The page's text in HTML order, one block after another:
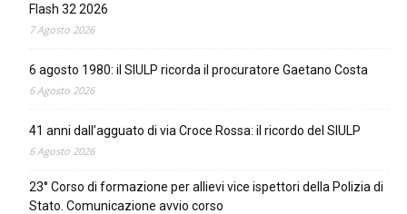
Flash 32 2026
7 Agosto 2026
6 agosto 1980: il SIULP ricorda il procuratore Gaetano Costa
6 Agosto 2026
41 anni dall’agguato di via Croce Rossa: il ricordo del SIULP
6 Agosto 2026
23° Corso di formazione per allievi vice ispettori della Polizia di
Stato. Comunicazione avvio corso